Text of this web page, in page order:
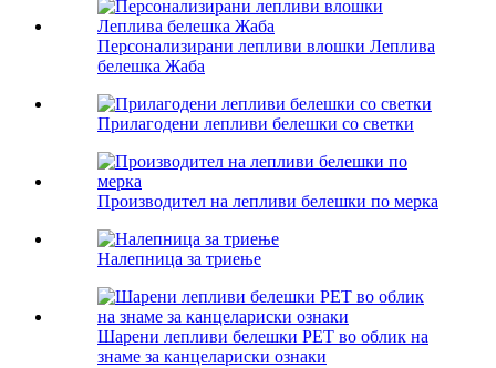
Персонализирани лепливи влошки Леплива
белешка Жаба
Прилагодени лепливи белешки со светки
Производител на лепливи белешки по мерка
Налепница за триење
Шарени лепливи белешки PET во облик на
знаме за канцелариски ознаки